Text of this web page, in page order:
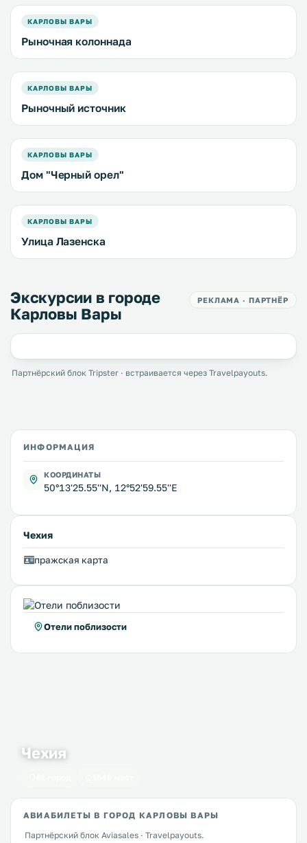
КАРЛОВЫ ВАРЫ
Рыночная колоннада
КАРЛОВЫ ВАРЫ
Рыночный источник
КАРЛОВЫ ВАРЫ
Дом "Черный орел"
КАРЛОВЫ ВАРЫ
Улица Лазенска
Экскурсии в городе
Карловы Вары
РЕКЛАМА · ПАРТНЁР
Партнёрский блок Tripster · встраивается через Travelpayouts.
ИНФОРМАЦИЯ
КООРДИНАТЫ
50°13'25.55''N, 12°52'59.55''E
Чехия
пражская карта
Отели поблизости
Чехия
АВИАБИЛЕТЫ В ГОРОД КАРЛОВЫ ВАРЫ
Партнёрский блок Aviasales · Travelpayouts.